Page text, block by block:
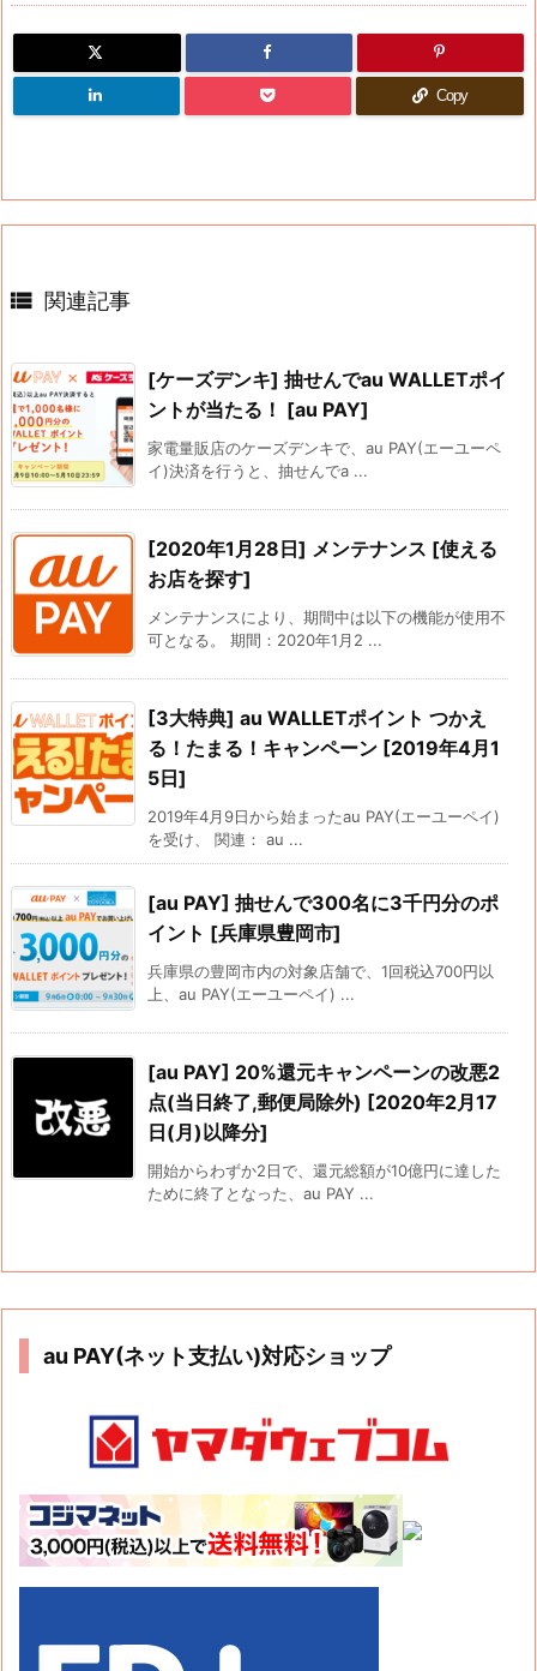
Copy
 関連記事
[ケーズデンキ] 抽せんでau WALLETポイ
ントが当たる！ [au PAY]
家電量販店のケーズデンキで、au PAY(エーユーペ
イ)決済を行うと、抽せんでa ...
[2020年1月28日] メンテナンス [使える
お店を探す]
メンテナンスにより、期間中は以下の機能が使用不
可となる。 期間：2020年1月2 ...
[3大特典] au WALLETポイント つかえ
る！たまる！キャンペーン [2019年4月1
5日]
2019年4月9日から始まったau PAY(エーユーペイ)
を受け、 関連： au ...
[au PAY] 抽せんで300名に3千円分のポ
イント [兵庫県豊岡市]
兵庫県の豊岡市内の対象店舗で、1回税込700円以
上、au PAY(エーユーペイ) ...
[au PAY] 20%還元キャンペーンの改悪2
点(当日終了,郵便局除外) [2020年2月17
日(月)以降分]
開始からわずか2日で、還元総額が10億円に達した
ために終了となった、au PAY ...
au PAY(ネット支払い)対応ショップ